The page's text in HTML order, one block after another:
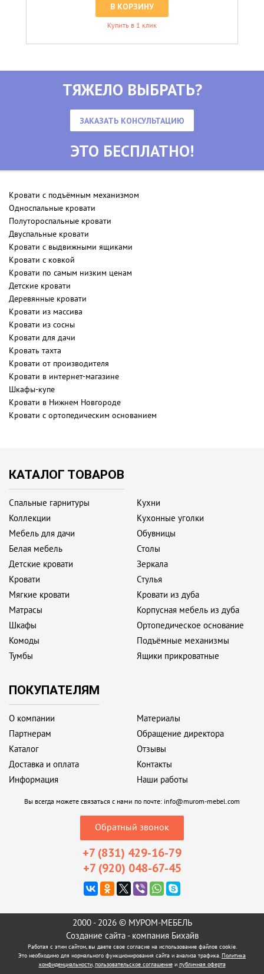
В КОРЗИНУ
Купить в 1 клик
ТЯЖЕЛО ВЫБРАТЬ?
ЗАКАЗАТЬ КОНСУЛЬТАЦИЮ
ЭТО БЕСПЛАТНО!
Кровати с подъёмным механизмом
Односпальные кровати
Полутороспальные кровати
Двуспальные кровати
Кровати с выдвижными ящиками
Кровати с ковкой
Кровати по самым низким ценам
Детские кровати
Деревянные кровати
Кровати из массива
Кровати из сосны
Кровати для дачи
Кровать тахта
Кровати от производителя
Кровати в интернет-магазине
Шкафы-купе
Кровати в Нижнем Новгороде
Кровати с ортопедическим основанием
ПОКУПАТЕЛЯМ
О компании
Партнерам
Каталог
Доставка и оплата
Информация
Материалы
Обращение директора
Отзывы
Контакты
Наши работы
КАТАЛОГ ТОВАРОВ
Спальные гарнитуры
Коллекции
Мебель для дачи
Белая мебель
Детские кровати
Кровати
Мягкие кровати
Матрасы
Шкафы
Комоды
Тумбы
Кухни
Кухонные уголки
Обувницы
Столы
Зеркала
Стулья
Кровати из дуба
Корпусная мебель из дуба
Ортопедическое основание
Подъёмные механизмы
Ящики прикроватные
Вы всегда можете связаться с нами по почте: info@murom-mebel.com
Обратный звонок
+7 (831) 429-16-79
+7 (920) 048-67-45
2000 - 2026 © МУРОМ-МЕБЕЛЬ
Создание сайта- компания Бихайв
Работая с этим сайтом, вы даете свое согласие на использование файлов cookie.
Это необходимо для нормального функционирования сайта и анализа трафика.Политика
конфиденциальности,пользовательское соглашениеи публичная оферта